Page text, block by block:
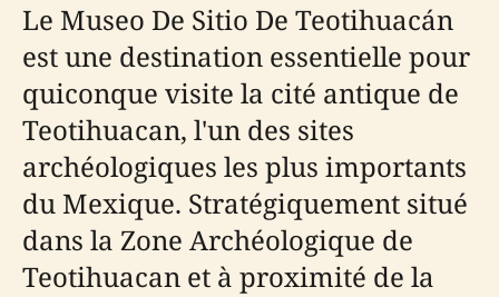
Le Museo De Sitio De Teotihuacán
est une destination essentielle pour
quiconque visite la cité antique de
Teotihuacan, l'un des sites
archéologiques les plus importants
du Mexique. Stratégiquement situé
dans la Zone Archéologique de
Teotihuacan et à proximité de la